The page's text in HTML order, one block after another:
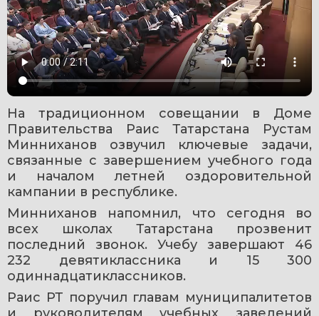
На традиционном совещании в Доме
Правительства Раис Татарстана Рустам
Минниханов озвучил ключевые задачи,
связанные с завершением учебного года
и началом летней оздоровительной
кампании в республике.
Минниханов напомнил, что сегодня во
всех школах Татарстана прозвенит
последний звонок. Учебу завершают 46
232 девятиклассника и 15 300
одиннадцатиклассников.
Раис РТ поручил главам муниципалитетов